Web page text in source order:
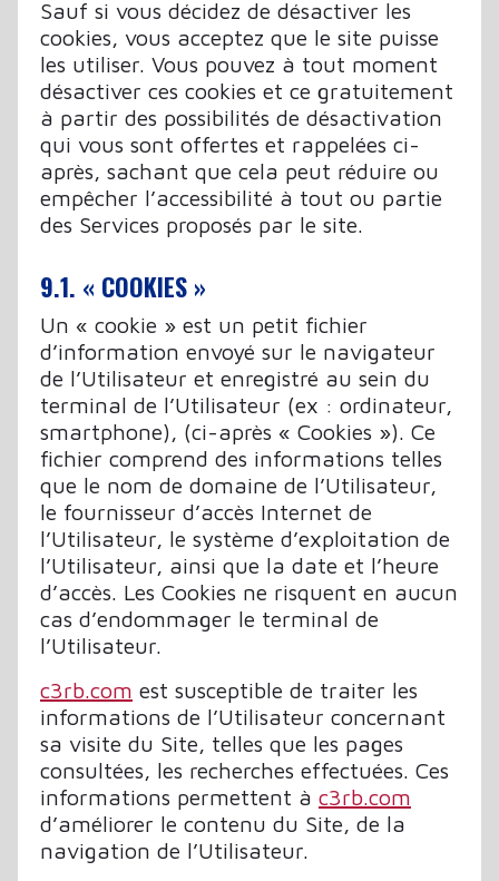
Sauf si vous décidez de désactiver les
cookies, vous acceptez que le site puisse
les utiliser. Vous pouvez à tout moment
désactiver ces cookies et ce gratuitement
à partir des possibilités de désactivation
qui vous sont offertes et rappelées ci-
après, sachant que cela peut réduire ou
empêcher l’accessibilité à tout ou partie
des Services proposés par le site.
9.1. « COOKIES »
Un « cookie » est un petit fichier
d’information envoyé sur le navigateur
de l’Utilisateur et enregistré au sein du
terminal de l’Utilisateur (ex : ordinateur,
smartphone), (ci-après « Cookies »). Ce
fichier comprend des informations telles
que le nom de domaine de l’Utilisateur,
le fournisseur d’accès Internet de
l’Utilisateur, le système d’exploitation de
l’Utilisateur, ainsi que la date et l’heure
d’accès. Les Cookies ne risquent en aucun
cas d’endommager le terminal de
l’Utilisateur.
c3rb.com est susceptible de traiter les
informations de l’Utilisateur concernant
sa visite du Site, telles que les pages
consultées, les recherches effectuées. Ces
informations permettent à c3rb.com
d’améliorer le contenu du Site, de la
navigation de l’Utilisateur.